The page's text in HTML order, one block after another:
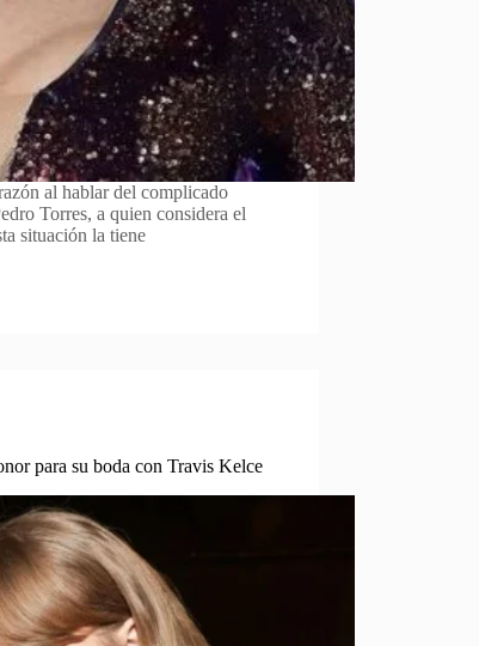
al hablar del complicado
Torres, a quien considera el
situación la tiene
para su boda con Travis Kelce